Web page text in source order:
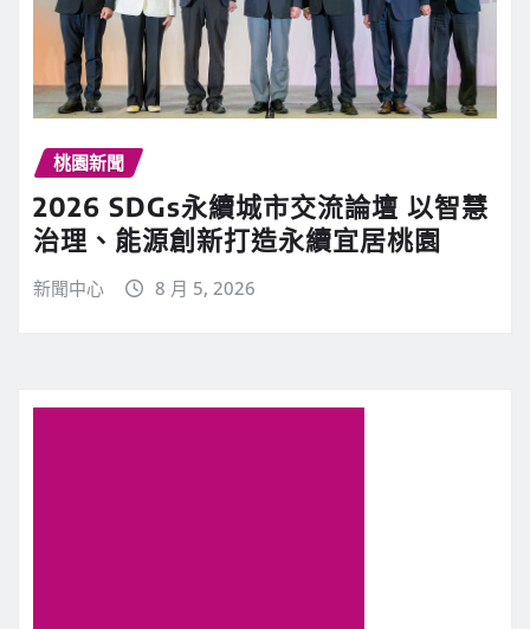
桃園新聞
2026 SDGs永續城市交流論壇 以智慧
治理、能源創新打造永續宜居桃園
新聞中心 8 月 5, 2026